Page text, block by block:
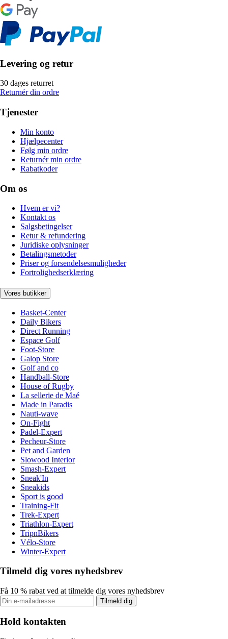
Levering og retur
30 dages returret
Returnér din ordre
Tjenester
Min konto
Hjælpecenter
Følg min ordre
Returnér min ordre
Rabatkoder
Om os
Hvem er vi?
Kontakt os
Salgsbetingelser
Retur & refundering
Juridiske oplysninger
Betalingsmetoder
Priser og forsendelsesmuligheder
Fortrolighedserklæring
Vores butikker
Basket-Center
Daily Bikers
Direct Running
Espace Golf
Foot-Store
Galop Store
Golf and co
Handball-Store
House of Rugby
La sellerie de Maé
Made in Paradis
Nauti-wave
On-Fight
Padel-Expert
Pecheur-Store
Pet and Garden
Slowood Interior
Smash-Expert
Sneak'In
Sneakids
Sport is good
Training-Fit
Trek-Expert
Triathlon-Expert
TripnBikers
Vélo-Store
Winter-Expert
Tilmeld dig vores nyhedsbrev
Få 10 % rabat ved at tilmelde dig vores nyhedsbrev
Tilmeld dig
Hold kontakten